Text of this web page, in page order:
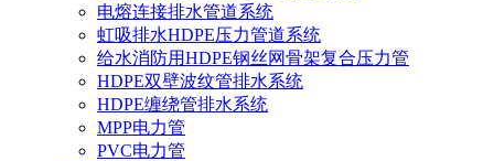
电熔连接排水管道系统
虹吸排水HDPE压力管道系统
给水消防用HDPE钢丝网骨架复合压力管
HDPE双壁波纹管排水系统
HDPE缠绕管排水系统
MPP电力管
PVC电力管